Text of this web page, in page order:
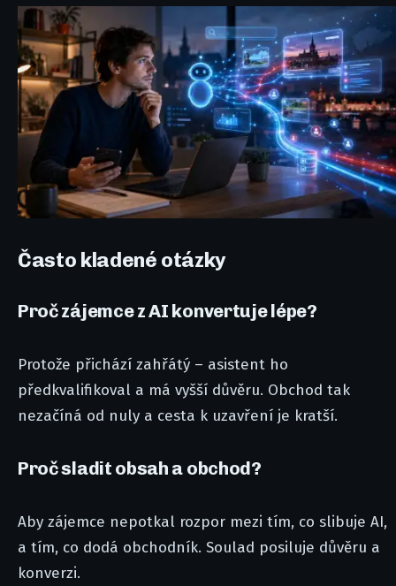
Často kladené otázky
Proč zájemce z AI konvertuje lépe?
Protože přichází zahřátý – asistent ho
předkvalifikoval a má vyšší důvěru. Obchod tak
nezačíná od nuly a cesta k uzavření je kratší.
Proč sladit obsah a obchod?
Aby zájemce nepotkal rozpor mezi tím, co slibuje AI,
a tím, co dodá obchodník. Soulad posiluje důvěru a
konverzi.